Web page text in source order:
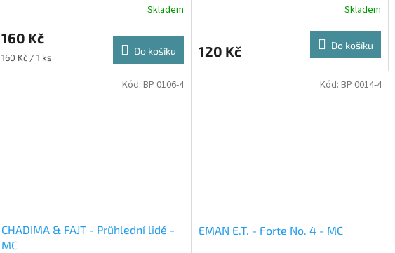
Skladem
160 Kč
Měrná
cena:
160 Kč / 1 ks
Do košíku
Skladem
120 Kč Do košíku
CHADIMA & FAJT - Průhlední lidé -
MC
Kód: BP 0106-4
EMAN E.T. - Forte No. 4 - MC
Kód: BP 0014-4